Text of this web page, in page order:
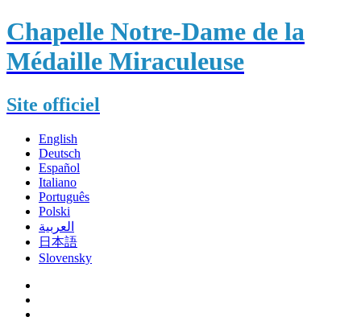
Chapelle Notre-Dame de la
Médaille Miraculeuse
Site officiel
English
Deutsch
Español
Italiano
Português
Polski
العربية
日本語
Slovensky